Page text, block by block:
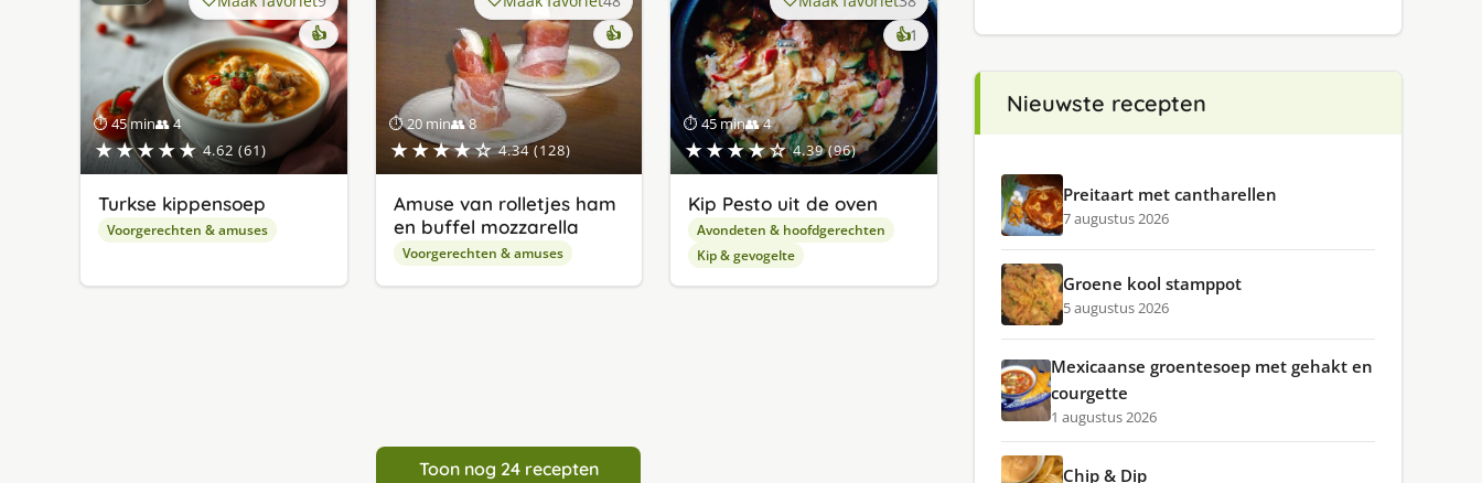
⏱ 45 min👥 4
★★★★★ 4.62 (61)
👍
Turkse kippensoep
Voorgerechten & amuses
⏱ 20 min👥 8
★★★★☆ 4.34 (128)
👍
Amuse van rolletjes ham
en buffel mozzarella
Voorgerechten & amuses
⏱ 45 min👥 4
★★★★☆ 4.39 (96)
👍1keer
lekker
gevonden
Kip Pesto uit de oven
Avondeten & hoofdgerechten
Kip & gevogelte
Toon nog 24 recepten
Nieuwste recepten
Preitaart met cantharellen
7 augustus 2026
Groene kool stamppot
5 augustus 2026
Mexicaanse groentesoep met gehakt en
courgette
1 augustus 2026
Chip & Dip